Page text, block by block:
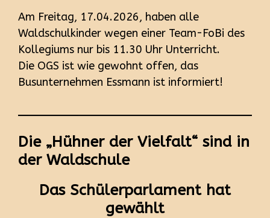
Am Freitag, 17.04.2026, haben alle
Waldschulkinder wegen einer Team-FoBi des
Kollegiums nur bis 11.30 Uhr Unterricht.
Die OGS ist wie gewohnt offen, das
Busunternehmen Essmann ist informiert!
Die „Hühner der Vielfalt“ sind in
der Waldschule
Das Schülerparlament hat
gewählt